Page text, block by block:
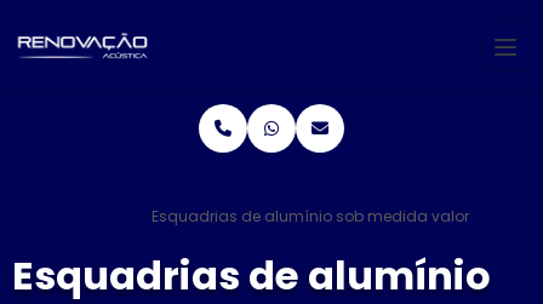
Esquadrias de alumínio sob medida valor
Esquadrias de alumínio